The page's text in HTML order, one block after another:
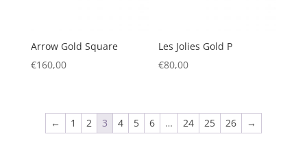
Arrow Gold Square
€160,00
Les Jolies Gold P
€80,00
← 1 2 3 4 5 6 … 24 25 26 →